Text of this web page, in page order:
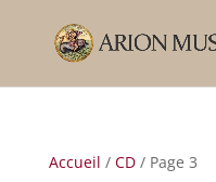
Accueil / CD/ Page 3